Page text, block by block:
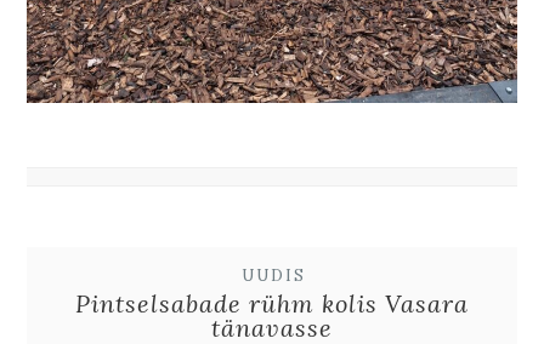
UUDIS
Pintselsabade rühm kolis Vasara
tänavasse